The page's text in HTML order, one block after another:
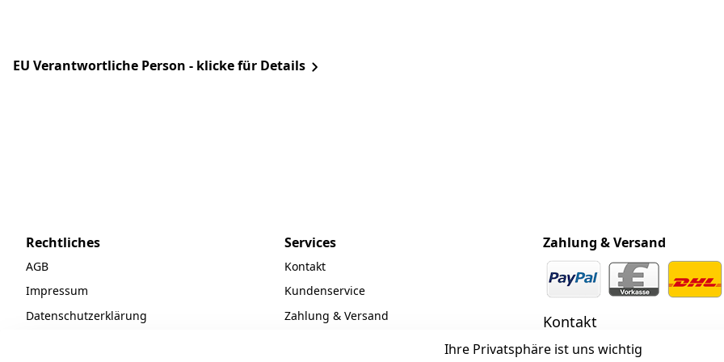
EU Verantwortliche Person - klicke für Details
Ihre Privatsphäre ist uns wichtig
Rechtliches
AGB
Impressum
Datenschutzerklärung
Services
Kontakt
Kundenservice
Zahlung & Versand
Zahlung & Versand
Kontakt
+49 (0)6185 2457